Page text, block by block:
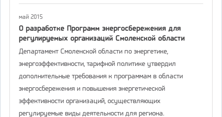
май 2015
О разработке Программ энергосбережения для
регулируемых организаций Смоленской области
Департамент Смоленской области по энергетике,
энергоэффективности, тарифной политике утвердил
дополнительные требования к программам в области
энергосбережения и повышения энергетической
эффективности организаций, осуществляющих
регулируемые виды деятельности для региона.